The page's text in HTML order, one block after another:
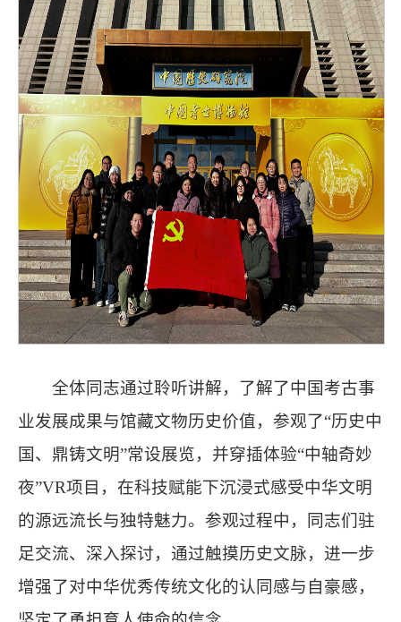
全体同志通过聆听讲解，了解了中国考古事
业发展成果与馆藏文物历史价值，参观了“历史中
国、鼎铸文明”常设展览，并穿插体验“中轴奇妙
夜”VR项目，在科技赋能下沉浸式感受中华文明
的源远流长与独特魅力。参观过程中，同志们驻
足交流、深入探讨，通过触摸历史文脉，进一步
增强了对中华优秀传统文化的认同感与自豪感，